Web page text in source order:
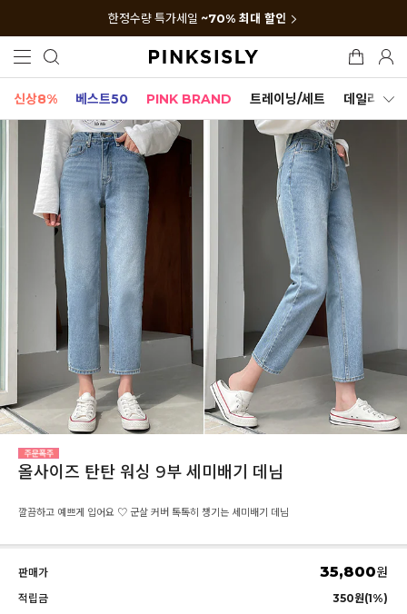
한정수량 특가세일 ~70% 최대 할인
신상8% 베스트50 PINK BRAND 트레이닝/세트 데일리세트
올사이즈 탄탄 워싱 9부 세미배기 데님
깔끔하고 예쁘게 입어요 ♡ 군살 커버 톡톡히 챙기는 세미배기 데님
판매가 35,800원
적립금 350원(1%)